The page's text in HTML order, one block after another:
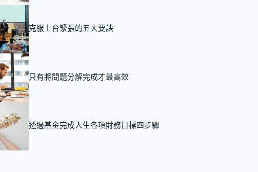
克服上台緊張的五大要訣
只有將問題分解完成才最高效
透過基金完成人生各項財務目標四步驟